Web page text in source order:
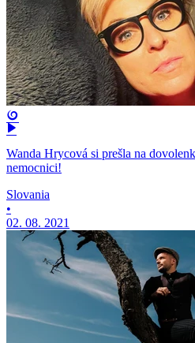
Wanda Hrycová si prešla na
nemocnici!
Slovania
•
02. 08. 2021